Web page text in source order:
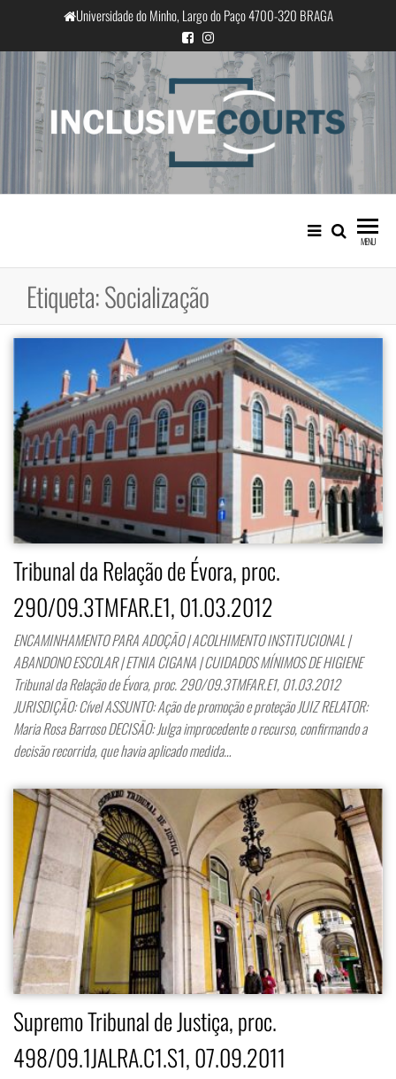
o
conteúdo
Universidade do Minho, Largo do Paço 4700-320 BRAGA
InclusiveCourts
Igualdade e diferença cultural na
prática judicial portuguesa
MENU
Etiqueta:Socialização
Tribunal da Relação de Évora, proc.
290/09.3TMFAR.E1, 01.03.2012
ENCAMINHAMENTO PARA ADOÇÃO | ACOLHIMENTO INSTITUCIONAL |
ABANDONO ESCOLAR | ETNIA CIGANA | CUIDADOS MÍNIMOS DE HIGIENE
Tribunal da Relação de Évora, proc. 290/09.3TMFAR.E1, 01.03.2012
JURISDIÇÃO: Cível ASSUNTO: Ação de promoção e proteção JUIZ RELATOR:
Maria Rosa Barroso DECISÃO: Julga improcedente o recurso, confirmando a
decisão recorrida, que havia aplicado medida…
Supremo Tribunal de Justiça, proc.
498/09.1JALRA.C1.S1, 07.09.2011